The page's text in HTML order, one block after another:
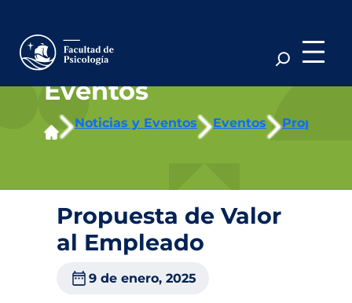
contenido
Eventos
Noticias y Eventos Eventos
Propuesta de Valor
al Empleado
9 de enero, 2025